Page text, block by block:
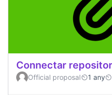
Connectar
Official proposal 1 any